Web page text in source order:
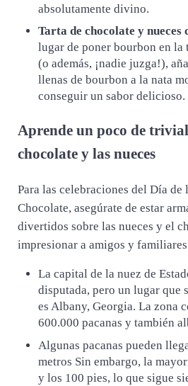
absolutamente divino.
Tarta de chocolate y nueces
lugar de poner bourbon en
(o además, ¡nadie juzga!),
llenas de bourbon a la nata
conseguir un sabor delicioso.
Aprende un poco de
chocolate y las nueces
Para las celebraciones del Día de
Chocolate, asegúrate de estar
divertidos sobre las nueces y el
impresionar a amigos y
La capital de la nuez de
disputada, pero un lugar que
es Albany, Georgia. La zona
600.000 pacanas y también
Algunas pacanas pueden
metros Sin embargo, la
y los 100 pies, lo que sigue